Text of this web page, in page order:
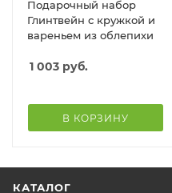
Подарочный набор
Глинтвейн с кружкой и
вареньем из облепихи
1 003 руб.
В КОРЗИНУ
КАТАЛОГ